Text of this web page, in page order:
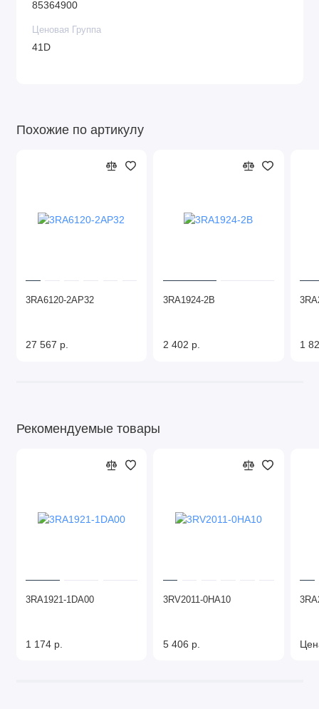
85364900
Ценовая Группа
41D
Похожие по артикулу
3RA6120-2AP32
27 567 р.
3RA1924-2B
2 402 р. 1
Рекомендуемые товары
3RA1921-1DA00
1 174 р.
3RV2011-0HA10
5 406 р.